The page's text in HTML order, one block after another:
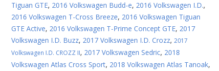
Tiguan GTE, 2016 Volkswagen Budd-e, 2016 Volkswagen I.D.,
2016 Volkswagen T-Cross Breeze, 2016 Volkswagen Tiguan
GTE Active, 2016 Volkswagen T-Prime Concept GTE, 2017
Volkswagen I.D. Buzz, 2017 Volkswagen I.D. Crozz, 2017
Volkswagen I.D. CROZZ II, 2017 Volkswagen Sedric, 2018
Volkswagen Atlas Cross Sport, 2018 Volkswagen Atlas Tanoak,